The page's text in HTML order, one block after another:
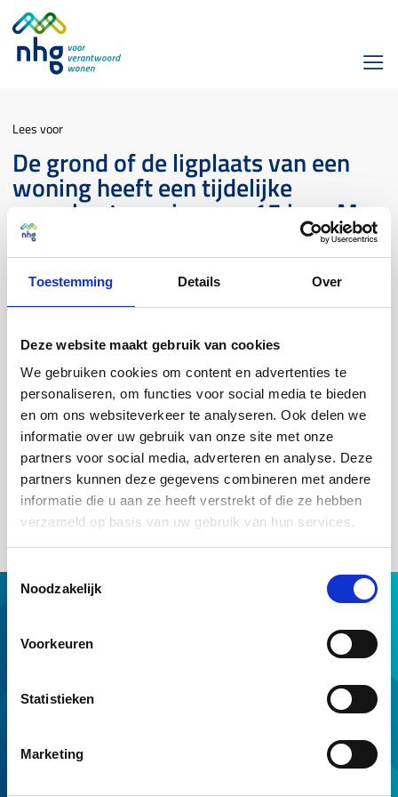
Toestemming Details Over
Deze website maakt gebruik van cookies
We gebruiken cookies om content en advertenties te
personaliseren, om functies voor social media te bieden
en om ons websiteverkeer te analyseren. Ook delen we
informatie over uw gebruik van onze site met onze
partners voor social media, adverteren en analyse. Deze
partners kunnen deze gegevens combineren met andere
informatie die u aan ze heeft verstrekt of die ze hebben
verzameld op basis van uw gebruik van hun services.
Toestemmingsselectie
Noodzakelijk
Voorkeuren
Statistieken
Marketing
Lees voor
De grond of de ligplaats van een
woning heeft een tijdelijke
woonbestemming van 15 jaar. Mag
ik voor deze woning een lening met
NHG afsluiten met een looptijd van
15 jaar?
Woningdefinitie
Nee, dit kan niet. De bestemming van een woning mag niet
tijdelijk zijn.
Gaat het om een ligplaats van een drijvende woning? En is de
huurovereenkomst of ligplaatsvergunning niet voor onbepaalde
tijd? Dan mag er geen aanleiding zijn om te verwachten dat de
huurovereenkomst of de vergunning wordt beëindigd.
Hulp van NHG
Over ons
Service en contact